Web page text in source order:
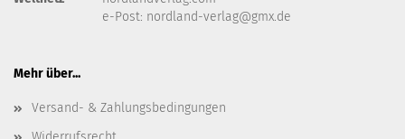
e-Post: nordland-verlag@gmx.de
Mehr über...
Versand- & Zahlungsbedingungen